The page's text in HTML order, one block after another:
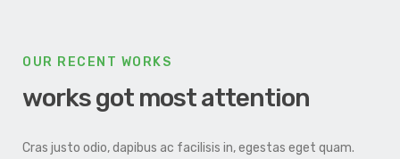
OUR RECENT WORKS
works got most attention
Cras justo odio, dapibus ac facilisis in, egestas eget quam.